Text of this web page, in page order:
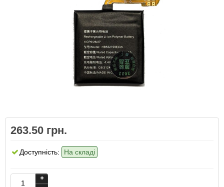
263.50 грн.
Доступність: На складі